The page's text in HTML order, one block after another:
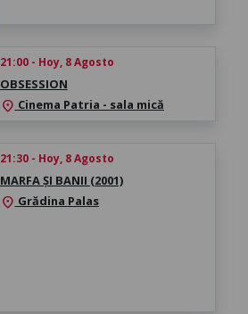
21:00 - Hoy, 8 Agosto
OBSESSION
location_on Cinema Patria - sala mică
21:30 - Hoy, 8 Agosto
MARFA ȘI BANII (2001)
location_on Grădina Palas